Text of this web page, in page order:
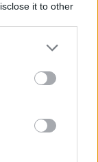
it to other
του